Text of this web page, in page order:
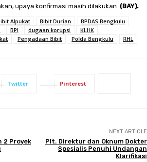
upaya konfirmasi masih dilakukan. (BAY).
Alpukat Bibit Durian
BPDAS Bengkulu
BPI dugaan korupsi
KLHK
Pengadaan Bibit Polda Bengkulu RHL
Twitter Pinterest
2 Proyek
NEXT ARTICLE
Plt. Direktur dan Oknum Dokter
Spesialis Penuhi Undangan
Klarifikasi